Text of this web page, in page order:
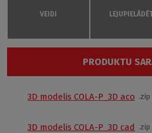
VEIDI
PRODUKTU
3D modelis COLA-P_3D aco zip
3D modelis COLA-P_3D cad zip